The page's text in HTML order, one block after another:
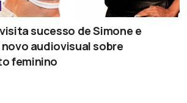
sucesso de Simone e
audiovisual sobre
feminino